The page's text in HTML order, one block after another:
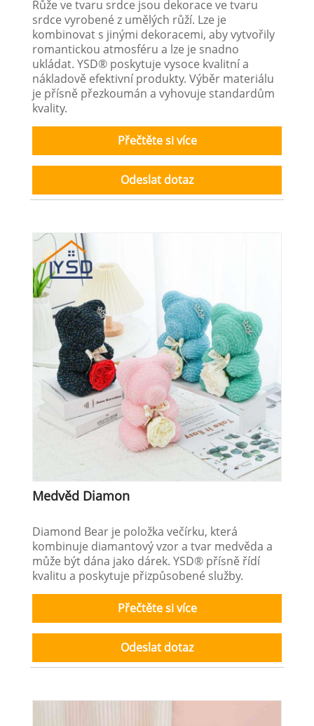
Růže ve tvaru srdce jsou dekorace ve tvaru
srdce vyrobené z umělých růží. Lze je
kombinovat s jinými dekoracemi, aby vytvořily
romantickou atmosféru a lze je snadno
ukládat. YSD® poskytuje vysoce kvalitní a
nákladově efektivní produkty. Výběr materiálu
je přísně přezkoumán a vyhovuje standardům
kvality.
Přečtěte si více
Odeslat dotaz
Medvěd Diamon
Diamond Bear je položka večírku, která
kombinuje diamantový vzor a tvar medvěda a
může být dána jako dárek. YSD® přísně řídí
kvalitu a poskytuje přizpůsobené služby.
Přečtěte si více
Odeslat dotaz